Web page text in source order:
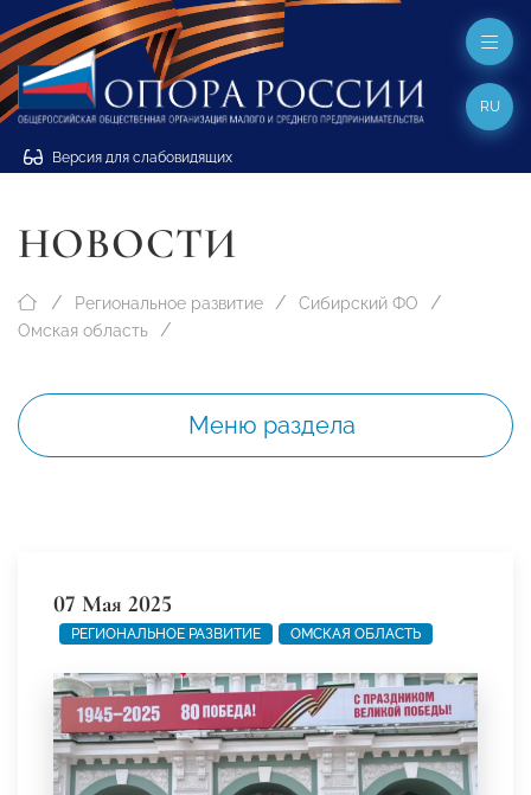
Версия для слабовидящих
RU
НОВОСТИ
Региональное развитие
Сибирский ФО
Омская область
Меню раздела
07 Мая 2025
РЕГИОНАЛЬНОЕ РАЗВИТИЕ ОМСКАЯ ОБЛАСТЬ